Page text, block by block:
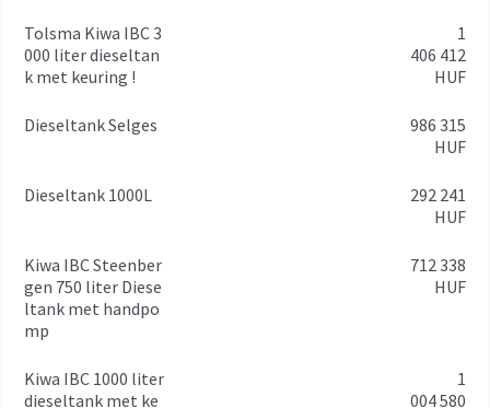
Tolsma Kiwa IBC 3
000 liter dieseltan
k met keuring !
1
406 412
HUF
Dieseltank Selges
986 315
HUF
Dieseltank 1000L
292 241
HUF
Kiwa IBC Steenber
gen 750 liter Diese
ltank met handpo
mp
712 338
HUF
Kiwa IBC 1000 liter
dieseltank met ke
1
004 580